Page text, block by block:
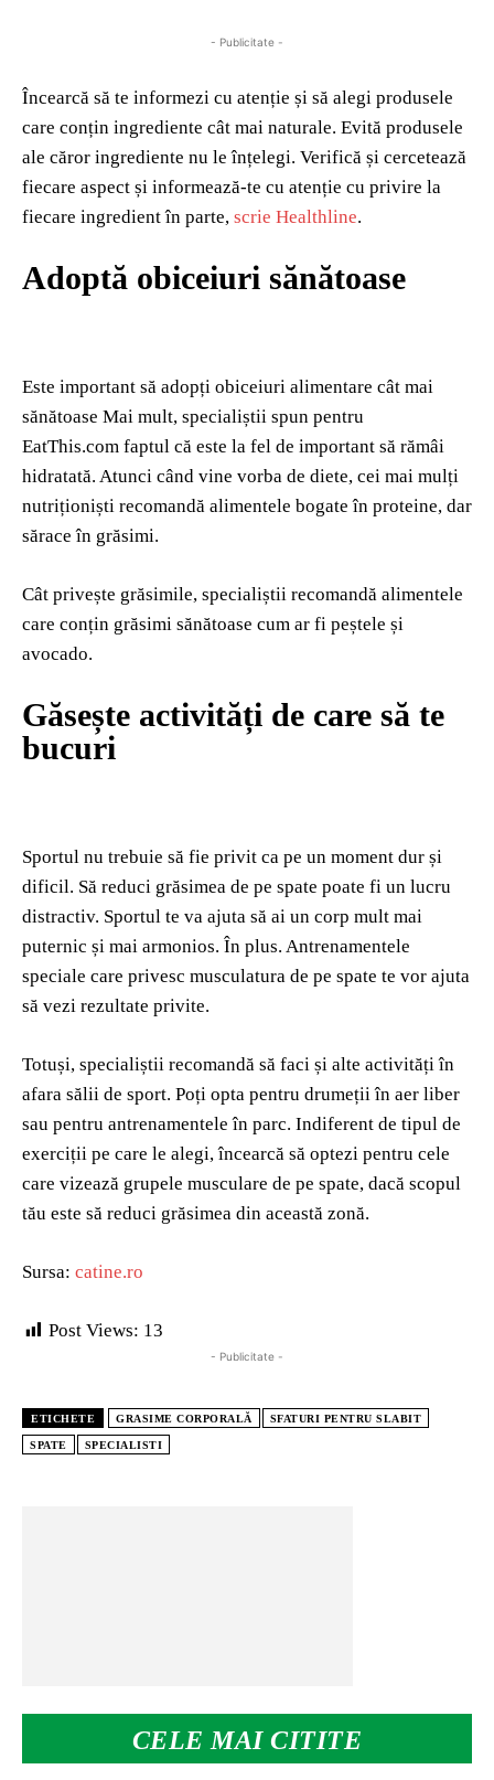
CELE MAI CITITE
- Publicitate -
Încearcă să te informezi cu atenție și să alegi produsele
care conțin ingrediente cât mai naturale. Evită produsele
ale căror ingrediente nu le înțelegi. Verifică și cercetează
fiecare aspect și informează-te cu atenție cu privire la
fiecare ingredient în parte, scrie Healthline.
Adoptă obiceiuri sănătoase
Este important să adopți obiceiuri alimentare cât mai
sănătoase Mai mult, specialiștii spun pentru
EatThis.com faptul că este la fel de important să rămâi
hidratată. Atunci când vine vorba de diete, cei mai mulți
nutriționiști recomandă alimentele bogate în proteine, dar
sărace în grăsimi.
Cât privește grăsimile, specialiștii recomandă alimentele
care conțin grăsimi sănătoase cum ar fi peștele și
avocado.
Găsește activități de care să te
bucuri
Sportul nu trebuie să fie privit ca pe un moment dur și
dificil. Să reduci grăsimea de pe spate poate fi un lucru
distractiv. Sportul te va ajuta să ai un corp mult mai
puternic și mai armonios. În plus. Antrenamentele
speciale care privesc musculatura de pe spate te vor ajuta
să vezi rezultate privite.
Totuși, specialiștii recomandă să faci și alte activități în
afara sălii de sport. Poți opta pentru drumeții în aer liber
sau pentru antrenamentele în parc. Indiferent de tipul de
exerciții pe care le alegi, încearcă să optezi pentru cele
care vizează grupele musculare de pe spate, dacă scopul
tău este să reduci grăsimea din această zonă.
Sursa: catine.ro
Post Views: 13
- Publicitate -
ETICHETE GRASIME CORPORALĂ SFATURI PENTRU SLABIT
SPATE SPECIALISTI